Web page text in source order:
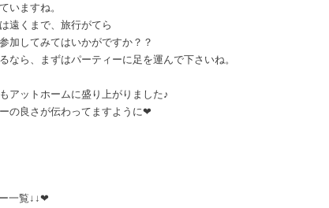
いますね。
遠くまで、旅行がてら
加してみてはいかがですか？？
なら、まずはパーティーに足を運んで下さいね。
アットホームに盛り上がりました♪
の良さが伝わってますように❤
一覧↓↓❤